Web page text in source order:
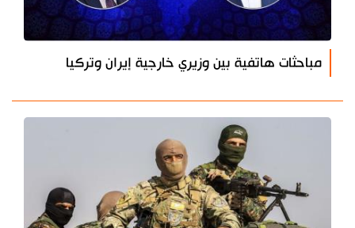
مباحثات هاتفية بين وزيري خارجية إيران وتركيا